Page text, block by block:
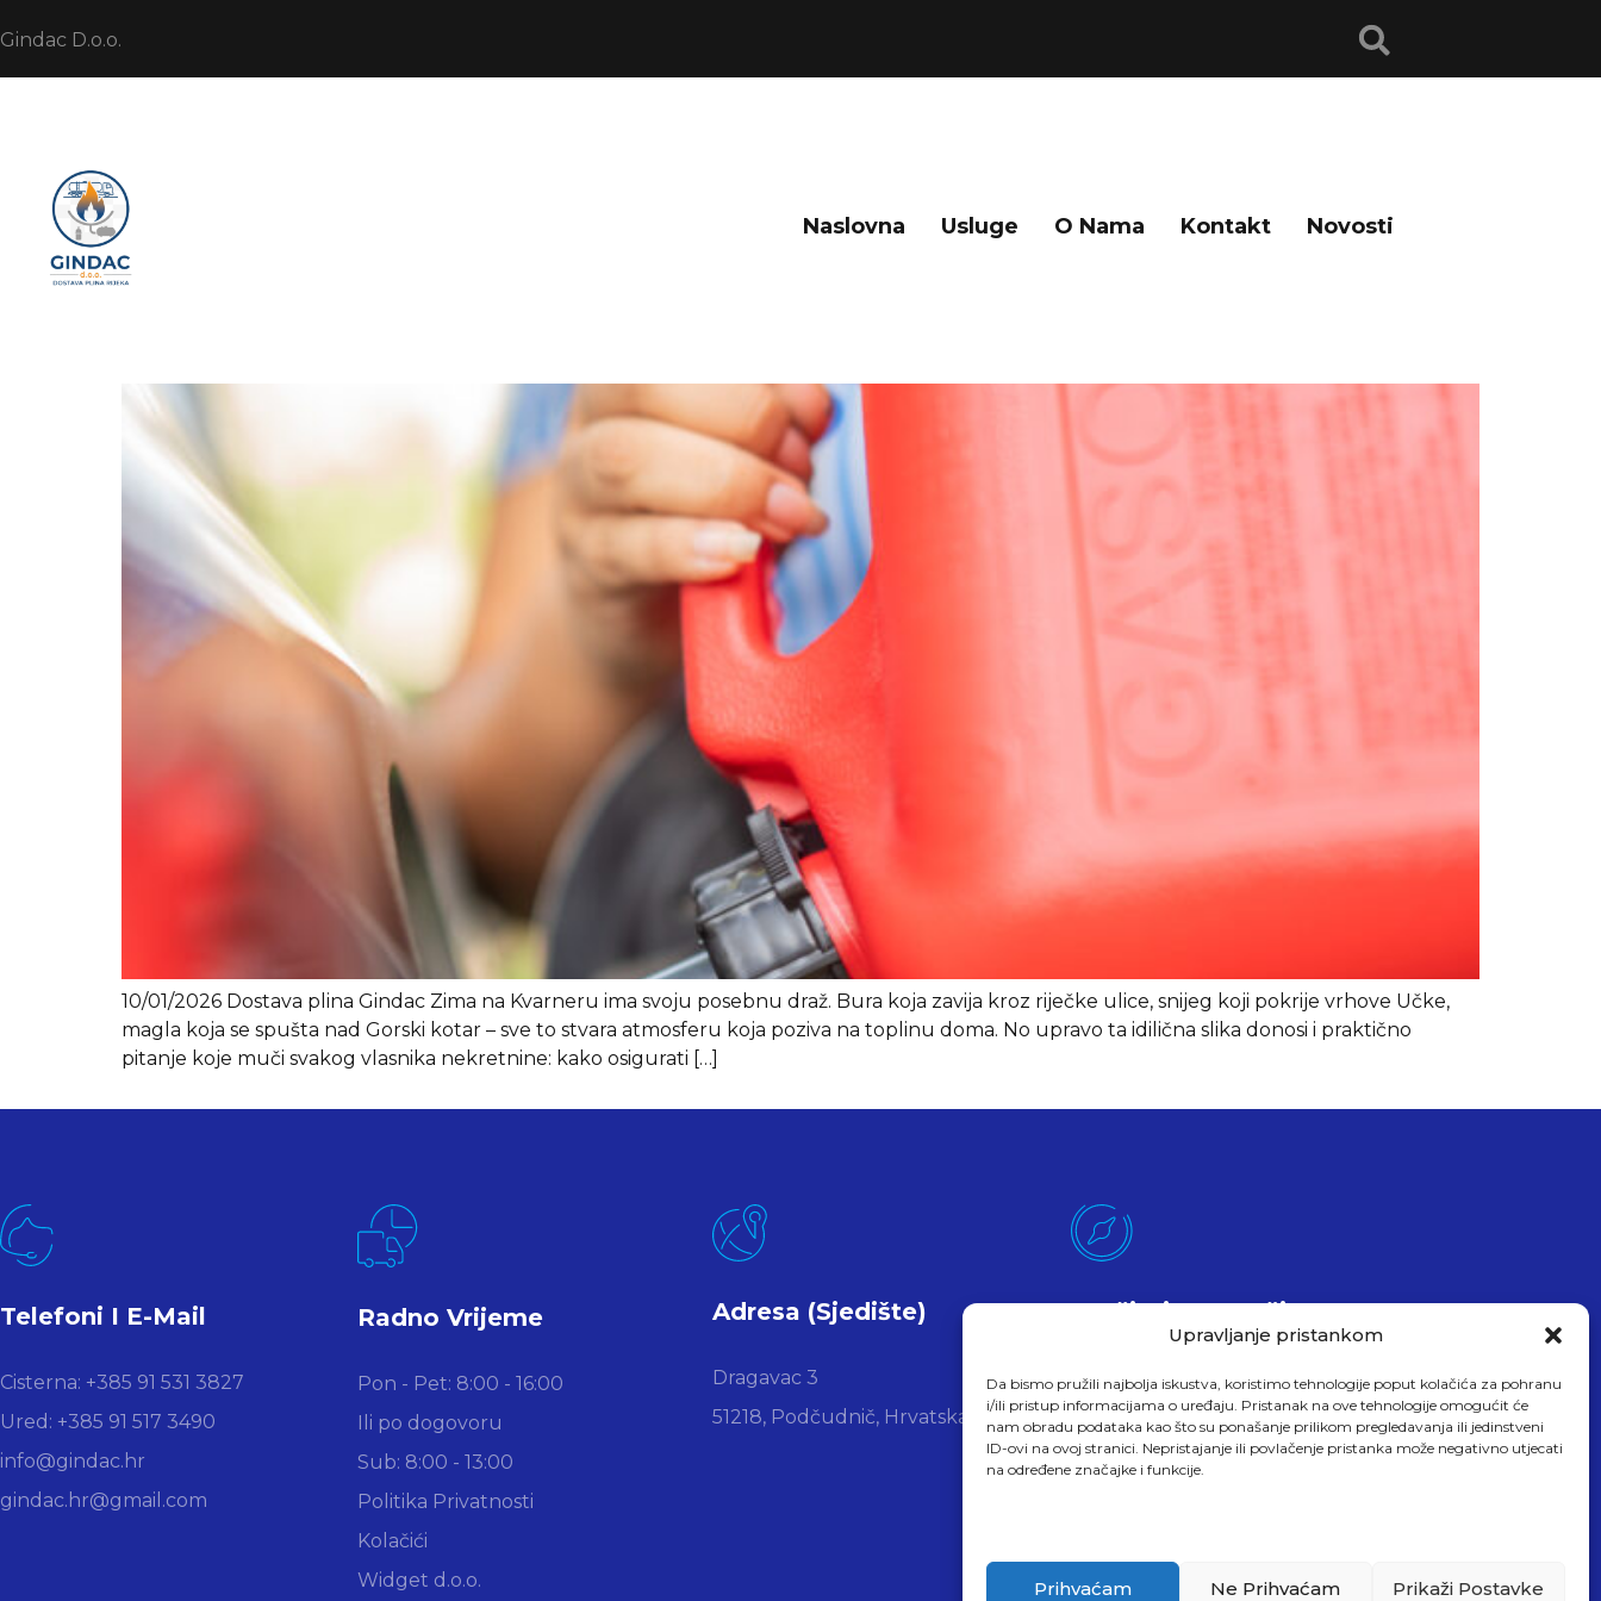
Upravljanje pristankom
Da bismo pružili najbolja iskustva, koristimo tehnologije poput kolačića za pohranu
i/ili pristup informacijama o uređaju. Pristanak na ove tehnologije omogućit će
nam obradu podataka kao što su ponašanje prilikom pregledavanja ili jedinstveni
ID-ovi na ovoj stranici. Nepristajanje ili povlačenje pristanka može negativno utjecati
na određene značajke i funkcije.
Prihvaćam Ne Prihvaćam Prikaži Postavke
Gindac D.o.o.
Naslovna Usluge O Nama Kontakt Novosti
10/01/2026 Dostava plina Gindac Zima na Kvarneru ima svoju posebnu draž. Bura koja zavija kroz riječke ulice, snijeg koji pokrije vrhove Učke,
magla koja se spušta nad Gorski kotar – sve to stvara atmosferu koja poziva na toplinu doma. No upravo ta idilična slika donosi i praktično
pitanje koje muči svakog vlasnika nekretnine: kako osigurati […]
Telefoni I E-Mail
Cisterna: +385 91 531 3827
Ured: +385 91 517 3490
info@gindac.hr
gindac.hr@gmail.com
Radno Vrijeme
Pon - Pet: 8:00 - 16:00
Ili po dogovoru
Sub: 8:00 - 13:00
Politika Privatnosti
Kolačići
Widget d.o.o.
Adresa (Sjedište)
Dragavac 3
51218, Podčudnič, Hrvatska
Pročitajte O Našim
Uslugama